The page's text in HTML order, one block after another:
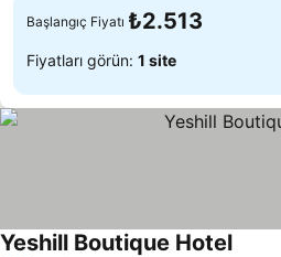
Başlangıç Fiyatı ₺2.513
Fiyatları görün: 1 site
Yeshill Boutique Hotel